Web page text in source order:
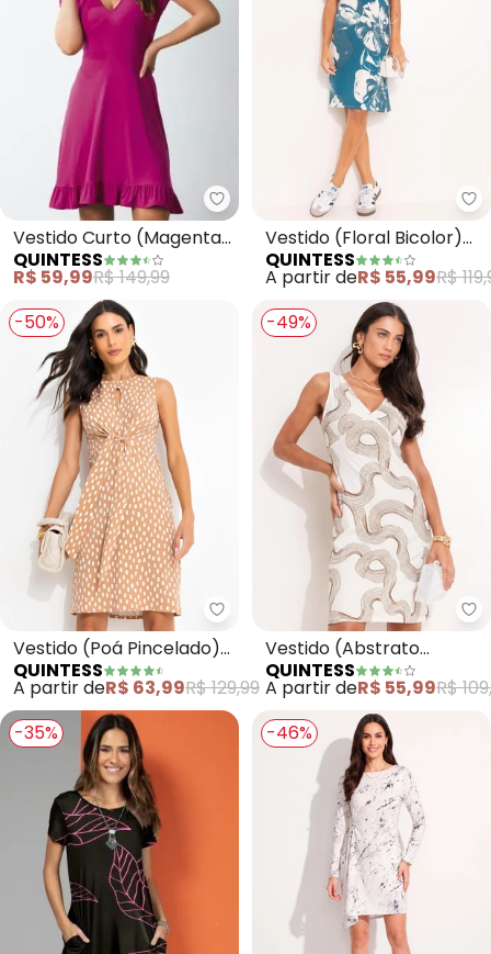
Quintess - Vestido Curto
Vestido Curto (Magenta)
com Babado na Barra
QUINTESS
R$ 59,99R$ 149,99
Vestido (Floral Bicolor)
em Malha de Viscose
QUINTESS
A partir deR$ 55,99R$
-50%
Quintess - Vestido (Poá
Vestido (Poá Pincelado)
em Malha de Viscose
QUINTESS
A partir deR$ 63,99R$ 129,99
-49%
Vestido (Abstrato
Bicolor) em Canelado
QUINTESS
A partir deR$ 55,99R$
-35%
-46%